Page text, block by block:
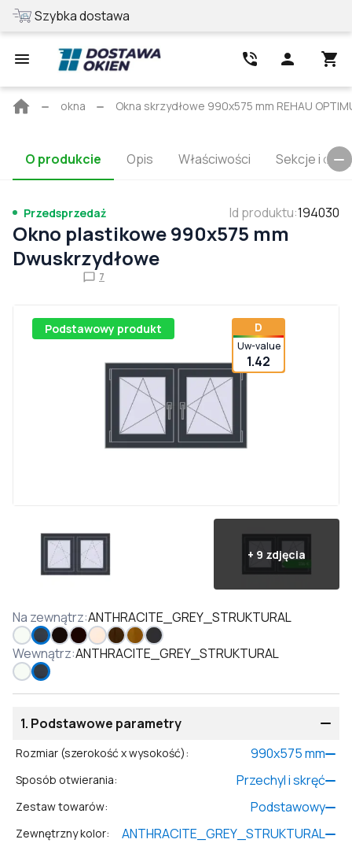
Szybka dostawa
Strona
okna Okna skrzydłowe 990x575 mm REHAU
O produkcie Opis Właściwości Sekcje i
Przedsprzedaż Id produktu:194030
Okno plastikowe 990x575 mm
Dwuskrzydłowe
7
Podstawowy produkt D
Uw-value
1.42
+ 9 zdjęcia
Na zewnątrz:ANTHRACITE_GREY_STRUKTURAL
Wewnątrz:ANTHRACITE_GREY_STRUKTURAL
1. Podstawowe parametry
Rozmiar (szerokość x wysokość): 990x575mm
Sposób otwierania: Przechyl i skręć
Zestaw towarów: Podstawowy
Zewnętrzny kolor: ANTHRACITE_GREY_STRUKTURAL